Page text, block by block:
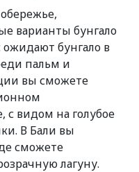
варианты бунгало
ожидают бунгало в
пальм и
вы сможете
с видом на голубое
В Бали вы
сможете
лагуну.